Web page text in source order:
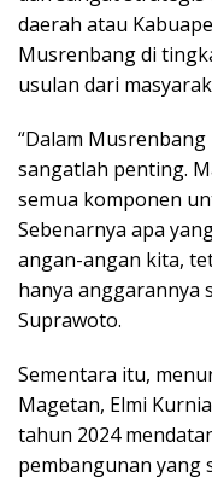
daerah atau
Musrenbang di
usulan dari
“Dalam
sangatlah penting.
semua komponen
Sebenarnya apa
angan-angan kita,
hanya anggarannya
Suprawoto.
Sementara itu,
Magetan, Elmi
tahun 2024
pembangunan yang